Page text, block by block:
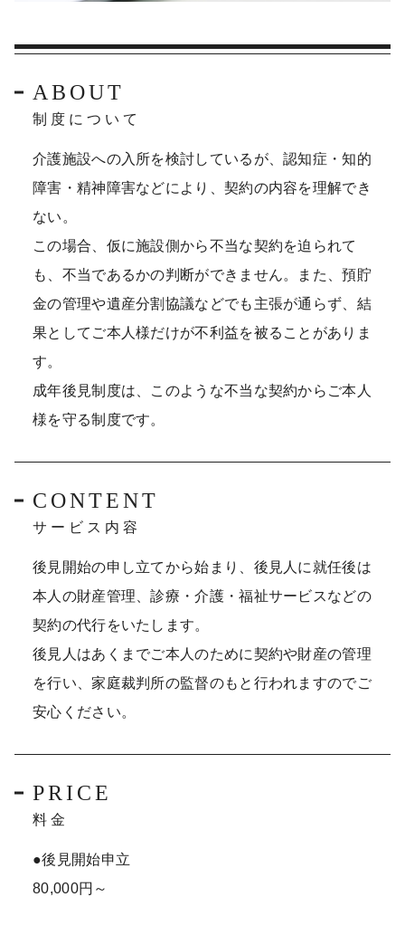
ABOUT
制度について
介護施設への入所を検討しているが、認知症・知的
障害・精神障害などにより、契約の内容を理解でき
ない。
この場合、仮に施設側から不当な契約を迫られて
も、不当であるかの判断ができません。また、預貯
金の管理や遺産分割協議などでも主張が通らず、結
果としてご本人様だけが不利益を被ることがありま
す。
成年後見制度は、このような不当な契約からご本人
様を守る制度です。
CONTENT
サービス内容
後見開始の申し立てから始まり、後見人に就任後は
本人の財産管理、診療・介護・福祉サービスなどの
契約の代行をいたします。
後見人はあくまでご本人のために契約や財産の管理
を行い、家庭裁判所の監督のもと行われますのでご
安心ください。
PRICE
料金
●後見開始申立
80,000円～